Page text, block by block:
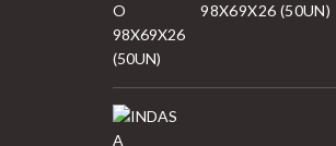
98X69X26 (50UN)